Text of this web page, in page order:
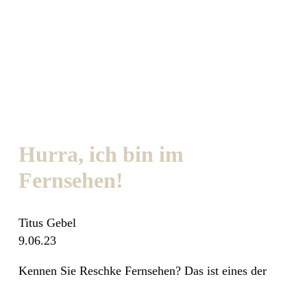
Hurra, ich bin im
Fernsehen!
Titus Gebel
9.06.23
Kennen Sie Reschke Fernsehen? Das ist eines der